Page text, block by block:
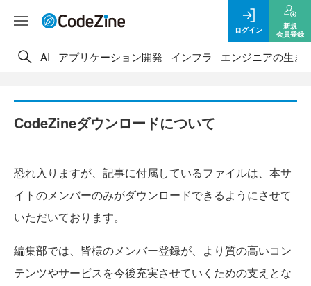
ログイン
新規
会員登録
AI アプリケーション開発 インフラ エンジニアの生き
CodeZineダウンロードについて
恐れ入りますが、記事に付属しているファイルは、本サ
イトのメンバーのみがダウンロードできるようにさせて
いただいております。
編集部では、皆様のメンバー登録が、より質の高いコン
テンツやサービスを今後充実させていくための支えとな